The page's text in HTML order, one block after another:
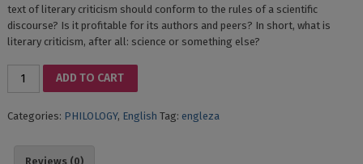
text of literary criticism should conform to the rules of a scientific
discourse? Is it profitable for its authors and peers? In short, what is
literary criticism, after all: science or something else?
SCIENCE
ADD TO CART
Categories: PHILOLOGY, English Tag: engleza
Reviews (0)